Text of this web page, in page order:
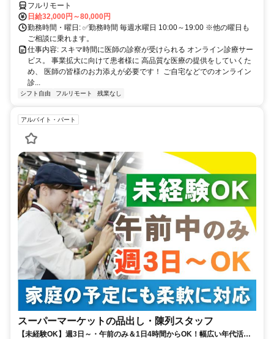
フルリモート
日給32,000円～80,000円
勤務時間・曜日: ✅勤務時間 毎週水曜日 10:00～19:00 ※他の曜日も
ご相談に乗れます。
仕事内容: スキマ時間に医師の診察が受けられる オンライン診療サー
ビス。 事業拡大に向けて患者様に 高品質な医療の提供をしていくた
め、 医師の皆様のお力添えが必要です！ ご自宅などでのオンライン
診...
シフト自由 フルリモート 残業なし
アルバイト・パート
スーパーマーケットの品出し・陳列スタッフ
【未経験OK】週3日～・午前のみ＆1日4時間からOK！幅広い年代活躍